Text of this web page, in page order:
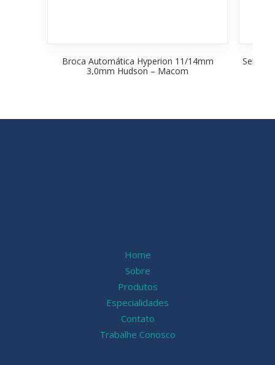
Broca Automática Hyperion 11/14mm
3,0mm Hudson – Macom
Selante
Home
Sobre
Produtos
Especialidades
Contato
Trabalhe Conosco